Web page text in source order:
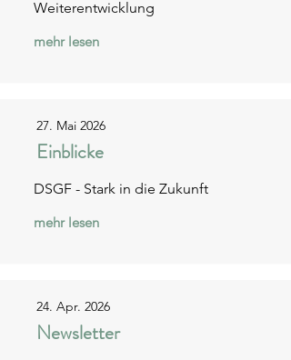
Weiterentwicklung
mehr lesen
27. Mai 2026
Einblicke
DSGF - Stark in die Zukunft
mehr lesen
24. Apr. 2026
Newsletter